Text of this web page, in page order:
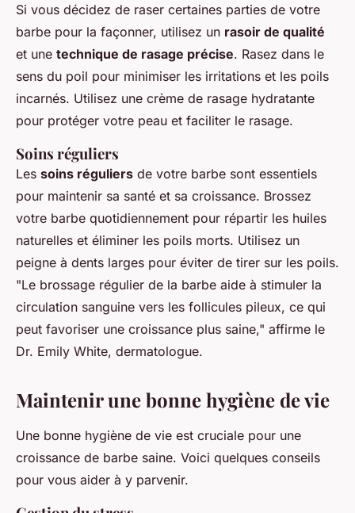
Si vous décidez de raser certaines parties de votre
barbe pour la façonner, utilisez un rasoir de qualité
et une technique de rasage précise. Rasez dans le
sens du poil pour minimiser les irritations et les poils
incarnés. Utilisez une crème de rasage hydratante
pour protéger votre peau et faciliter le rasage.
Soins réguliers
Les soins réguliers de votre barbe sont essentiels
pour maintenir sa santé et sa croissance. Brossez
votre barbe quotidiennement pour répartir les huiles
naturelles et éliminer les poils morts. Utilisez un
peigne à dents larges pour éviter de tirer sur les poils.
"Le brossage régulier de la barbe aide à stimuler la
circulation sanguine vers les follicules pileux, ce qui
peut favoriser une croissance plus saine," affirme le
Dr. Emily White, dermatologue.
Maintenir une bonne hygiène de vie
Une bonne hygiène de vie est cruciale pour une
croissance de barbe saine. Voici quelques conseils
pour vous aider à y parvenir.